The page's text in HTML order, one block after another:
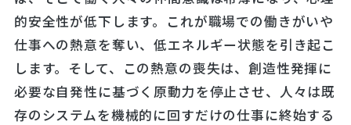
的安全性が低下します。これが職場での働きがいや
仕事への熱意を奪い、低エネルギー状態を引き起こ
します。そして、この熱意の喪失は、創造性発揮に
必要な自発性に基づく原動力を停止させ、人々は既
存のシステムを機械的に回すだけの仕事に終始する